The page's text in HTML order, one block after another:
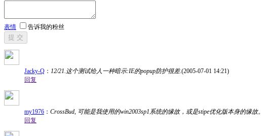
表情 告诉我的粉丝
提 交
Jacky-Q ： 12/21.这个测试给人一种暗示:IE的popup防护很差.(2005-07-01 14:21)
回复
my1976 ： CrossBud, 可能是我使用的win2003sp1系统的缘故，或是stipe优化版本身的缘故。
回复